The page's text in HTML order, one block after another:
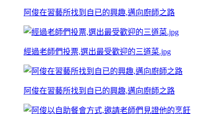
阿俊在習藝所找到自已的興趣,邁向廚師之路
經過老師們投票,選出最受歡迎的三道菜.jpg
阿俊在習藝所找到自已的興趣,邁向廚師之路